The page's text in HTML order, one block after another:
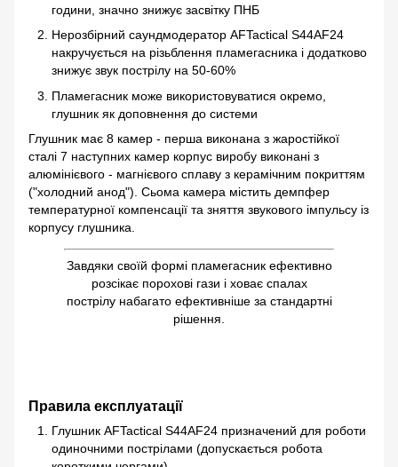
години, значно знижує засвітку ПНБ
Нерозбірний саундмодератор AFTactical S44AF24
накручується на різьблення пламегасника і додатково
знижує звук пострілу на 50-60%
Пламегасник може використовуватися окремо,
глушник як доповнення до системи
Глушник має 8 камер - перша виконана з жаростійкої
сталі 7 наступних камер корпус виробу виконані з
алюмінієвого - магнієвого сплаву з керамічним покриттям
("холодний анод"). Сьома камера містить демпфер
температурної компенсації та зняття звукового імпульсу із
корпусу глушника.
Завдяки своїй формі пламегасник ефективно
розсікає порохові гази і ховає спалах
пострілу набагато ефективніше за стандартні
рішення.
Правила експлуатації
Глушник AFTactical S44AF24 призначений для роботи
одиночними пострілами (допускається робота